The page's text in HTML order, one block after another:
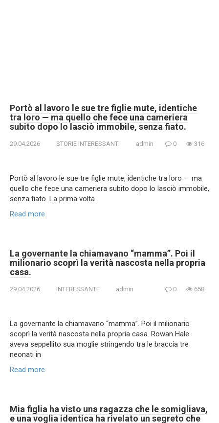
Portò al lavoro le sue tre figlie mute, identiche
tra loro — ma quello che fece una cameriera
subito dopo lo lasciò immobile, senza fiato.
29.04.2026 STORIE INTERESSANTI admin 0 316
Portò al lavoro le sue tre figlie mute, identiche tra loro — ma
quello che fece una cameriera subito dopo lo lasciò immobile,
senza fiato. La prima volta
Read more
La governante la chiamavano “mamma”. Poi il
milionario scoprì la verità nascosta nella propria
casa.
29.04.2026 INTERESSANTE admin 0 658
La governante la chiamavano “mamma”. Poi il milionario
scoprì la verità nascosta nella propria casa. Rowan Hale
aveva seppellito sua moglie stringendo tra le braccia tre
neonati in
Read more
Mia figlia ha visto una ragazza che le somigliava,
e una voglia identica ha rivelato un segreto che